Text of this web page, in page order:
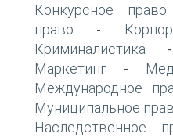
Конкурсное право
право -
Криминалистика
Маркетинг -
Международное
Муниципальное
Наследственное